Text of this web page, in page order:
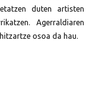
duten artisten
Agerraldiaren
osoa da hau.